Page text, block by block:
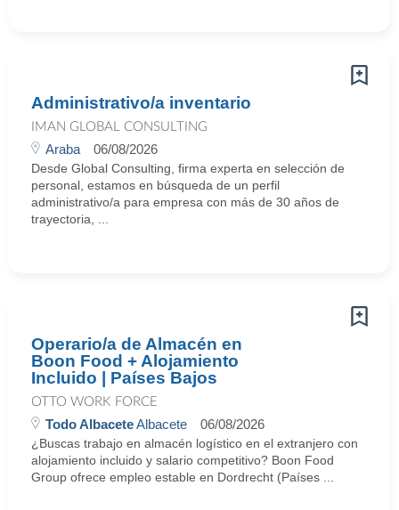
Administrativo/a inventario
IMAN GLOBAL CONSULTING
Araba 06/08/2026
Desde Global Consulting, firma experta en selección de
personal, estamos en búsqueda de un perfil
administrativo/a para empresa con más de 30 años de
trayectoria, ...
Operario/a de Almacén en
Boon Food + Alojamiento
Incluido | Países Bajos
OTTO WORK FORCE
Todo AlbaceteAlbacete 06/08/2026
¿Buscas trabajo en almacén logístico en el extranjero con
alojamiento incluido y salario competitivo? Boon Food
Group ofrece empleo estable en Dordrecht (Países ...